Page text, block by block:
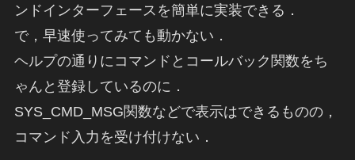
ンドインターフェースを簡単に実装できる．
で，早速使ってみても動かない．
ヘルプの通りにコマンドとコールバック関数をち
ゃんと登録しているのに．
SYS_CMD_MSG関数などで表示はできるものの，
コマンド入力を受け付けない．